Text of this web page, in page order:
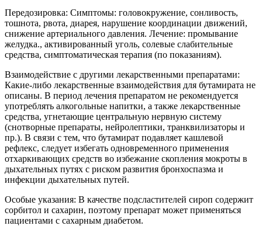
Передозировка: Симптомы: головокружение, сонливость,
тошнота, рвота, диарея, нарушение координации движений,
снижение артериального давления. Лечение: промывание
желудка., активированный уголь, солевые слабительные
средства, симптоматическая терапия (по показаниям).
Взаимодействие с другими лекарственными препаратами:
Какие-либо лекарственные взаимодействия для бутамирата не
описаны. В период лечения препаратом не рекомендуется
употреблять алкогольные напитки, а также лекарственные
средства, угнетающие центральную нервную систему
(снотворные препараты, нейролептики, транквилизаторы и
пр.). В связи с тем, что бутамират подавляет кашлевой
рефлекс, следует избегать одновременного применения
отхаркивающих средств во избежание скопления мокроты в
дыхательных путях с риском развития бронхоспазма и
инфекции дыхательных путей.
Особые указания: В качестве подсластителей сироп содержит
сорбитол и сахарин, поэтому препарат может применяться
пациентами с сахарным диабетом.